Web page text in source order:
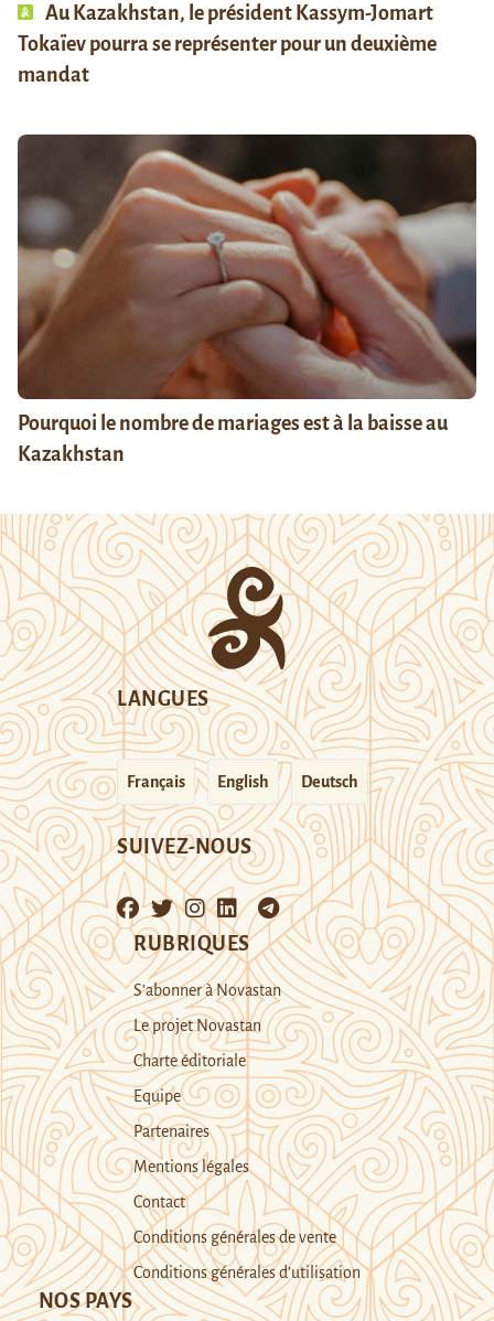
Au Kazakhstan, le président Kassym-Jomart
Tokaïev pourra se représenter pour un deuxième
mandat
Pourquoi le nombre de mariages est à la baisse au
Kazakhstan
LANGUES
Français English Deutsch
SUIVEZ-NOUS
RUBRIQUES
S’abonner à Novastan
Le projet Novastan
Charte éditoriale
Equipe
Partenaires
Mentions légales
Contact
Conditions générales de vente
Conditions générales d’utilisation
NOS PAYS